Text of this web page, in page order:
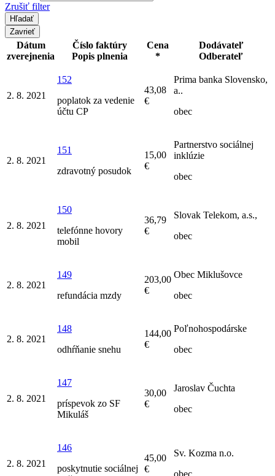
Zrušiť filter
Zavrieť
Dátum
zverejnenia
Číslo faktúry
Popis plnenia
Cena
*
Dodávateľ
Odberateľ
2. 8. 2021
152
poplatok za vedenie
účtu CP
43,08
€
Prima banka Slovensko,
a..
obec
2. 8. 2021
151
zdravotný posudok
15,00
€
Partnerstvo sociálnej
inklúzie
obec
2. 8. 2021
150
telefónne hovory
mobil
36,79
€
Slovak Telekom, a.s.,
obec
2. 8. 2021
149
refundácia mzdy
203,00
€
Obec Miklušovce
obec
2. 8. 2021
148
odhŕňanie snehu
144,00
€
Poľnohospodárske
obec
2. 8. 2021
147
príspevok zo SF
Mikuláš
30,00
€
Jaroslav Čuchta
obec
2. 8. 2021
146
poskytnutie sociálnej
45,00
€
Sv. Kozma n.o.
obec